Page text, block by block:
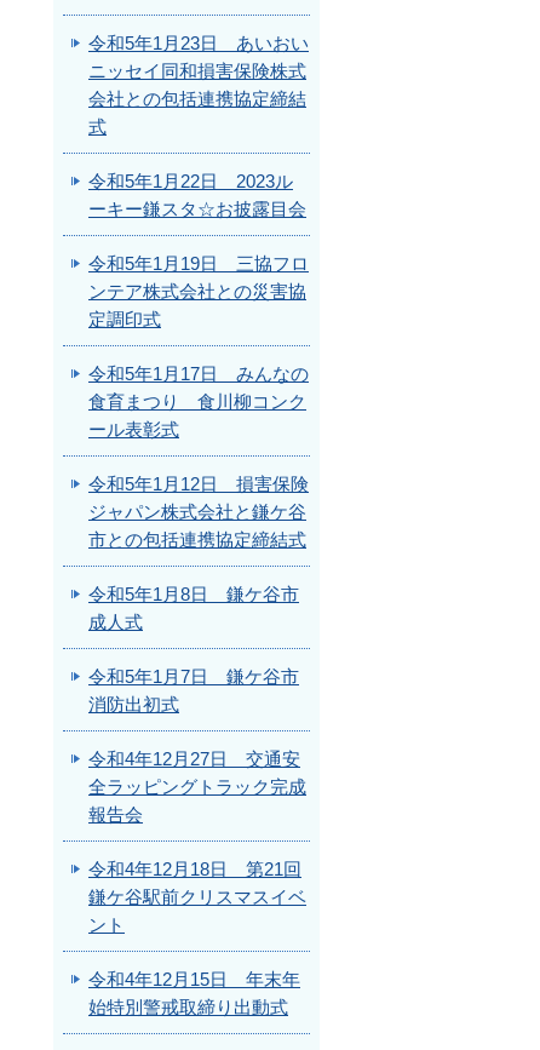
令和5年1月23日 あいおい
ニッセイ同和損害保険株式
会社との包括連携協定締結
式
令和5年1月22日 2023ル
ーキー鎌スタ☆お披露目会
令和5年1月19日 三協フロ
ンテア株式会社との災害協
定調印式
令和5年1月17日 みんなの
食育まつり 食川柳コンク
ール表彰式
令和5年1月12日 損害保険
ジャパン株式会社と鎌ケ谷
市との包括連携協定締結式
令和5年1月8日 鎌ケ谷市
成人式
令和5年1月7日 鎌ケ谷市
消防出初式
令和4年12月27日 交通安
全ラッピングトラック完成
報告会
令和4年12月18日 第21回
鎌ケ谷駅前クリスマスイベ
ント
令和4年12月15日 年末年
始特別警戒取締り出動式